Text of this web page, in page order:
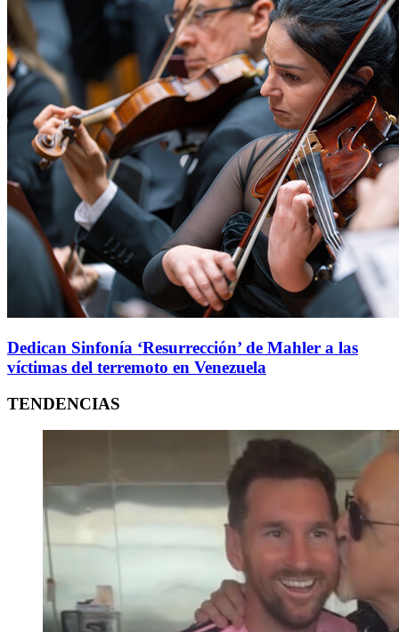
Dedican Sinfonía ‘Resurrección’ de Mahler a las
víctimas del terremoto en Venezuela
TENDENCIAS